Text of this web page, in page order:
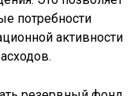
потребности
активности